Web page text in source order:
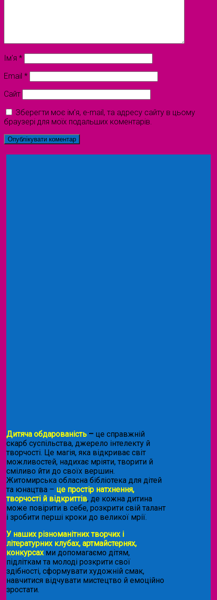
Ім'я *
Email *
Сайт
Зберегти моє ім'я, e-mail, та адресу сайту в цьому
браузері для моїх подальших коментарів.
Дитяча обдарованість – це справжній
скарб суспільства, джерело інтелекту й
творчості. Це магія, яка відкриває світ
можливостей, надихає мріяти, творити й
сміливо йти до своїх вершин.
Житомирська обласна бібліотека для дітей
та юнацтва – це простір натхнення,
творчості й відкриттів, де кожна дитина
може повірити в себе, розкрити свій талант
і зробити перші кроки до великої мрії.
У наших різноманітних творчих і
літературних клубах, артмайстернях,
конкурсахми допомагаємо дітям,
підліткам та молоді розкрити свої
здібності, сформувати художній смак,
навчитися відчувати мистецтво й емоційно
зростати.